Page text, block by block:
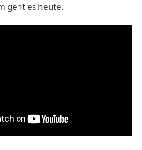
geht es heute.